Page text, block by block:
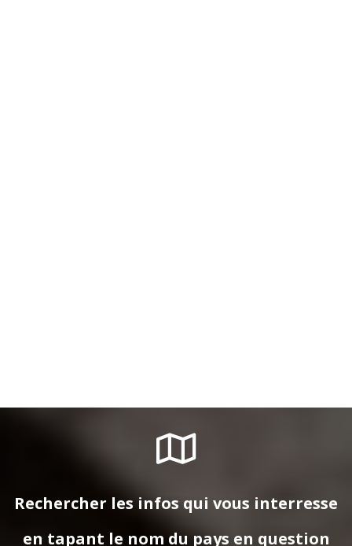
Rechercher les infos qui vous interresse
en tapant le nom du pays en question